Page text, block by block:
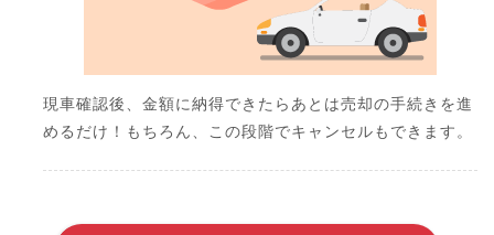
現車確認後、金額に納得できたらあとは売却の手続きを進
めるだけ！もちろん、この段階でキャンセルもできます。